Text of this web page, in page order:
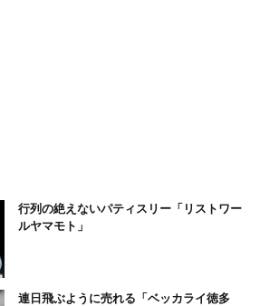
行列の絶えないパティスリー「リストワー
ルヤマモト」
連日飛ぶように売れる「ベッカライ徳多